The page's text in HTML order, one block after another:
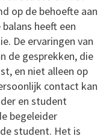
op de behoefte aan
heeft een
De ervaringen van
de gesprekken, die
en niet alleen op
contact kan
en student
begeleider
student. Het is